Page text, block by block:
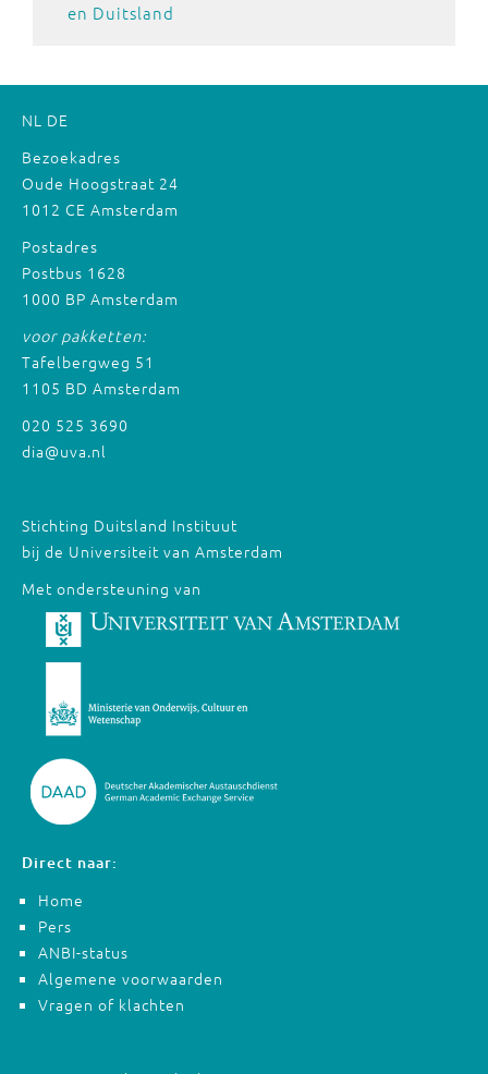
en Duitsland
NL DE
Bezoekadres
Oude Hoogstraat 24
1012 CE Amsterdam
Postadres
Postbus 1628
1000 BP Amsterdam
voor pakketten:
Tafelbergweg 51
1105 BD Amsterdam
020 525 3690
dia@uva.nl
Stichting Duitsland Instituut
bij de Universiteit van Amsterdam
Met ondersteuning van
Direct naar:
Home
Pers
ANBI-status
Algemene voorwaarden
Vragen of klachten